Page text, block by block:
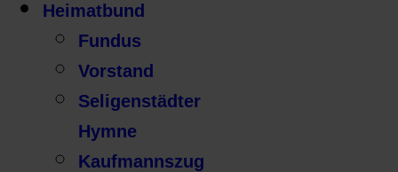
Heimatbund
Fundus
Vorstand
Seligenstädter
Hymne
Kaufmannszug